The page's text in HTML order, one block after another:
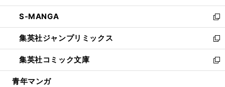
開
く
ウ
で
開
く
ン
ド
ウ
で
開
く
ウ
ィ
ン
ド
ウ
で
開
し
い
ウ
ィ
ン
ド
ウ
S-MANGA
新
し
い
ウ
ィ
ン
集英社ジャンプリミックス
新
し
い
ウ
集英社コミック文庫
新
し
青年マンガ